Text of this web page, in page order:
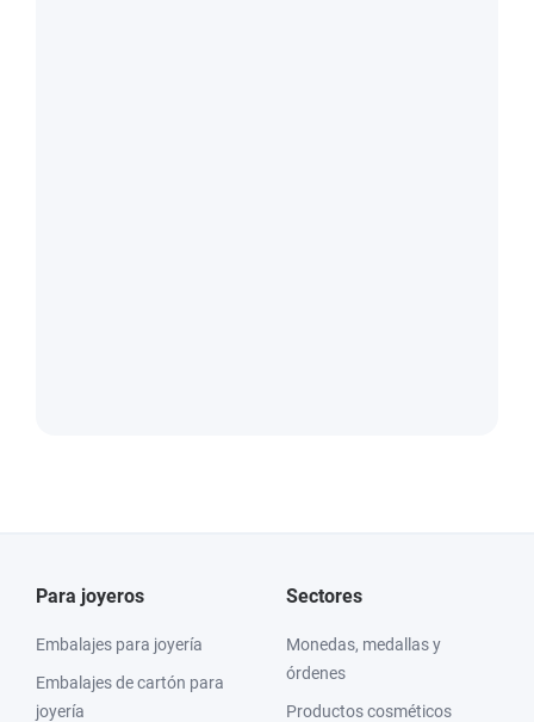
Para joyeros
Embalajes para joyería
Embalajes de cartón para
joyería
Sectores
Monedas, medallas y
órdenes
Productos cosméticos